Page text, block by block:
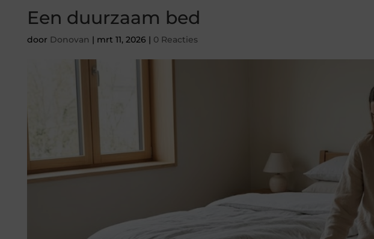
Een duurzaam bed
door Donovan | mrt 11, 2026 | 0 Reacties